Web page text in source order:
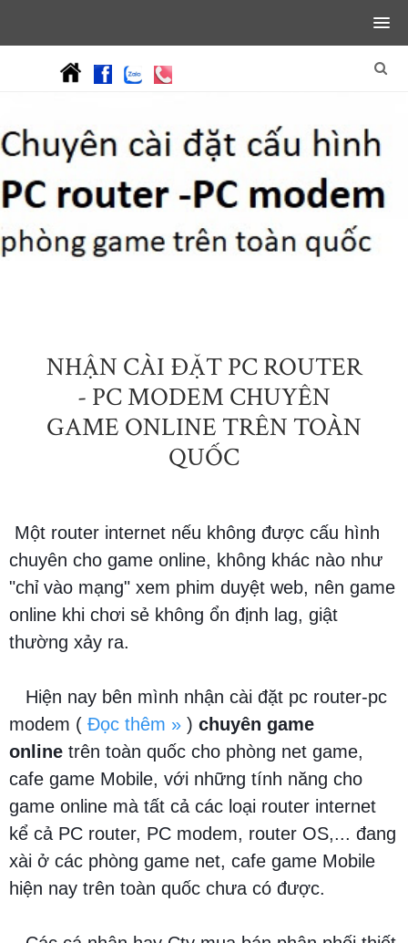
NHẬN CÀI ĐẶT PC ROUTER
- PC MODEM CHUYÊN
GAME ONLINE TRÊN TOÀN
QUỐC
Một router internet nếu không được cấu hình
chuyên cho game online, không khác nào như
"chỉ vào mạng" xem phim duyệt web, nên game
online khi chơi sẻ không ổn định lag, giật
thường xảy ra.
Hiện nay bên mình nhận cài đặt pc router-pc
modem ( Đọc thêm » ) chuyên game
online trên toàn quốc cho phòng net game,
cafe game Mobile, với những tính năng cho
game online mà tất cả các loại router internet
kể cả PC router, PC modem, router OS,... đang
xài ở các phòng game net, cafe game Mobile
hiện nay trên toàn quốc chưa có được.